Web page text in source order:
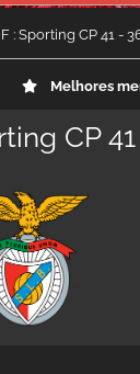
: Sporting CP 41 -
Melhores
CP